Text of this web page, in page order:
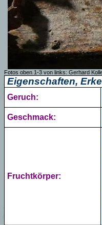
Fotos oben 1-3 von links: Gerhard
Eigenschaften,
Geruch:
Geschmack:
Fruchtkörper: